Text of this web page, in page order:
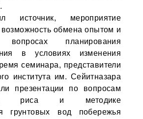
источник, мероприятие
возможность обмена опытом и
планирования
в условиях изменения
семинара, представители
института им. Сейитназара
презентации по вопросам
риса и методике
грунтовых вод побережья